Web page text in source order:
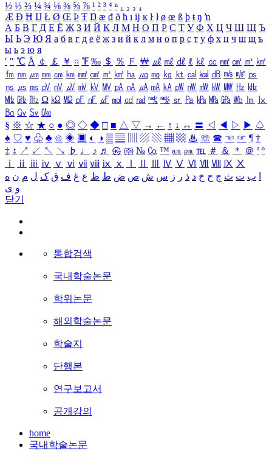
½ ⅓ ⅔ ¼ ¾ ⅛ ⅜ ⅝ ⅞ ¹ ² ³ ⁴ ⁿ ₁ ₂ ₃ ₄
Æ Ð Ħ Ĳ Ł Ø Œ Þ Ŧ Ŋ æ đ ð ħ ı ĳ ĸ ŀ ł ø œ ß þ ŧ ŋ ŉ
А Б В Г Д Е Ё Ж З И Й К Л М Н О П Р С Т У Ф Х Ц Ч Ш Щ Ъ
Ы Ь Э Ю Я а б в г д е ё ж з и й к л м н о п р с т у ф х ц ч ш щ ъ
ы ь э ю я
′ ″ ℃ Å ￠ ￡ ￥ ¤ ℉ ‰ ＄ ％ Ｆ ￦ ㎕ ㎖ ㎗ ℓ ㎘ ㏄ ㎣ ㎤ ㎥ ㎦
㎙ ㎚ ㎛ ㎜ ㎝ ㎞ ㎟ ㎠ ㎡ ㎢ ㏊ ㎍ ㎎ ㎏ ㏏ ㎈ ㎉ ㏈ ㎧ ㎨ ㎰
㎱ ㎲ ㎳ ㎴ ㎵ ㎶ ㎷ ㎸ ㎹ ㎀ ㎁ ㎂ ㎃ ㎄ ㎺ ㎻ ㎽ ㎾ ㎿ ㎐ ㎑
㎒ ㎓ ㎔ Ω ㏀ ㏁ ㎊ ㎋ ㎌ ㏖ ㏅ ㎭ ㎮ ㎯ ㏛ ㎩ ㎪ ㎫ ㎬ ㏝ ㏐
㏓
㏃ ㏉ ㏜ ㏆
§ ※ ☆ ★ ○ ● ◎ ◇ ◆ □ ■ △ ▽ → ← ↑ ↓ ↔ 〓 ◁ ◀ ▷ ▶ ♤
♠ ♡ ♥ ♧ ♣ ⊙ ◈ ▣ ◐ ◑ ▒ ▤ ▨ ▧ ▦ ▩ ♨ ☏ ☎ ☜ ☞ ¶ †
‡ ↕ ↗ ↙ ↖ ↘ ♭ ♩ ♪ ♬ ㉿ ㈜ № ㏇ ™ ㏂ ㏘ ℡ ＃ ＆ ＊ ＠ ª º
ⅰ
ⅱ ⅲ ⅳ ⅴ ⅵ ⅶ ⅷ ⅸ ⅹ Ⅳ Ⅴ Ⅵ Ⅶ Ⅷ Ⅸ Ⅹ
ب ت ث ج ح خ د ذ ر ز س ش ص ض ط ظ ع غ ف ق ک ل م ن ه
و ی
닫기
통합검색
국내학술논문
학위논문
해외학술논문
학술지
단행본
연구보고서
공개강의
home
국내학술논문